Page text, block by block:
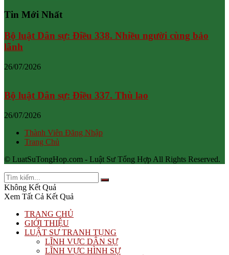
Tin Mới Nhất
Bộ luật Dân sự: Điều 338. Nhiều người cùng bảo
lãnh
26/07/2026
Bộ luật Dân sự: Điều 337. Thù lao
26/07/2026
Thành Viên Đăng Nhập
Trang Chủ
© LuatSuTongHop.com - Luật Sư Tổng Hợp All Rights Reserved.
Không Kết Quả
Xem Tất Cả Kết Quả
TRANG CHỦ
GIỚI THIỆU
LUẬT SƯ TRANH TỤNG
LĨNH VỰC DÂN SỰ
LĨNH VỰC HÌNH SỰ